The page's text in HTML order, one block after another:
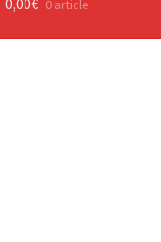
0 article